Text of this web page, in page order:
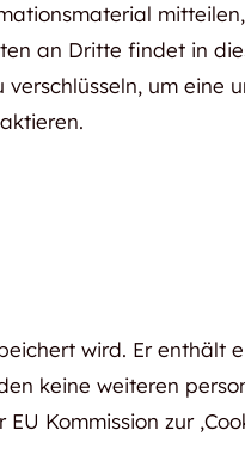
an Dritte findet in
um eine
wird. Er enthält
keine weiteren
Kommission zur